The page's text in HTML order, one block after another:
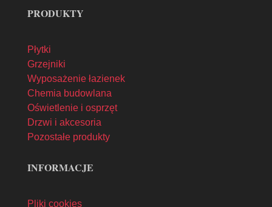
PRODUKTY
Płytki
Grzejniki
Wyposażenie łazienek
Chemia budowlana
Oświetlenie i osprzęt
Drzwi i akcesoria
Pozostałe produkty
INFORMACJE
Pliki cookies